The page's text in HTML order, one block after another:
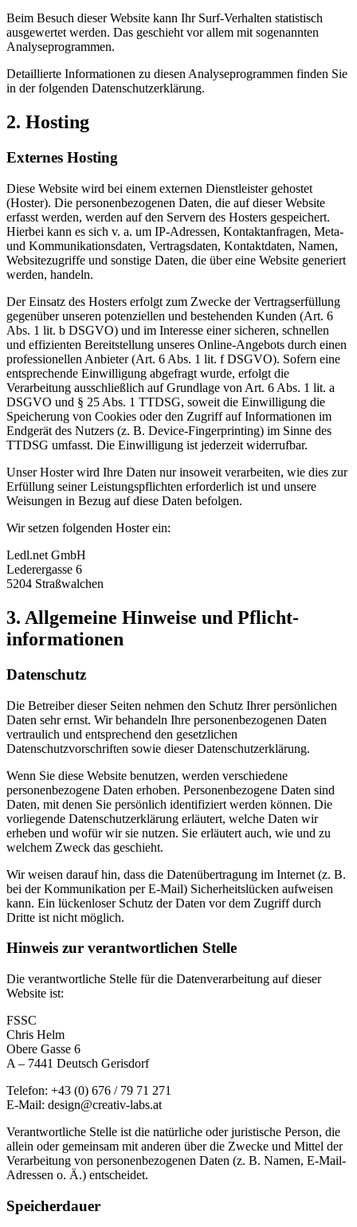
Beim Besuch dieser Website kann Ihr Surf-Verhalten statistisch
ausgewertet werden. Das geschieht vor allem mit sogenannten
Analyseprogrammen.
Detaillierte Informationen zu diesen Analyseprogrammen finden Sie
in der folgenden Datenschutzerklärung.
2. Hosting
Externes Hosting
Diese Website wird bei einem externen Dienstleister gehostet
(Hoster). Die personenbezogenen Daten, die auf dieser Website
erfasst werden, werden auf den Servern des Hosters gespeichert.
Hierbei kann es sich v. a. um IP-Adressen, Kontaktanfragen, Meta-
und Kommunikationsdaten, Vertragsdaten, Kontaktdaten, Namen,
Websitezugriffe und sonstige Daten, die über eine Website generiert
werden, handeln.
Der Einsatz des Hosters erfolgt zum Zwecke der Vertragserfüllung
gegenüber unseren potenziellen und bestehenden Kunden (Art. 6
Abs. 1 lit. b DSGVO) und im Interesse einer sicheren, schnellen
und effizienten Bereitstellung unseres Online-Angebots durch einen
professionellen Anbieter (Art. 6 Abs. 1 lit. f DSGVO). Sofern eine
entsprechende Einwilligung abgefragt wurde, erfolgt die
Verarbeitung ausschließlich auf Grundlage von Art. 6 Abs. 1 lit. a
DSGVO und § 25 Abs. 1 TTDSG, soweit die Einwilligung die
Speicherung von Cookies oder den Zugriff auf Informationen im
Endgerät des Nutzers (z. B. Device-Fingerprinting) im Sinne des
TTDSG umfasst. Die Einwilligung ist jederzeit widerrufbar.
Unser Hoster wird Ihre Daten nur insoweit verarbeiten, wie dies zur
Erfüllung seiner Leistungspflichten erforderlich ist und unsere
Weisungen in Bezug auf diese Daten befolgen.
Wir setzen folgenden Hoster ein:
Ledl.net GmbH
Lederergasse 6
5204 Straßwalchen
3. Allgemeine Hinweise und Pflicht­
informationen
Datenschutz
Die Betreiber dieser Seiten nehmen den Schutz Ihrer persönlichen
Daten sehr ernst. Wir behandeln Ihre personenbezogenen Daten
vertraulich und entsprechend den gesetzlichen
Datenschutzvorschriften sowie dieser Datenschutzerklärung.
Wenn Sie diese Website benutzen, werden verschiedene
personenbezogene Daten erhoben. Personenbezogene Daten sind
Daten, mit denen Sie persönlich identifiziert werden können. Die
vorliegende Datenschutzerklärung erläutert, welche Daten wir
erheben und wofür wir sie nutzen. Sie erläutert auch, wie und zu
welchem Zweck das geschieht.
Wir weisen darauf hin, dass die Datenübertragung im Internet (z. B.
bei der Kommunikation per E-Mail) Sicherheitslücken aufweisen
kann. Ein lückenloser Schutz der Daten vor dem Zugriff durch
Dritte ist nicht möglich.
Hinweis zur verantwortlichen Stelle
Die verantwortliche Stelle für die Datenverarbeitung auf dieser
Website ist:
FSSC
Chris Helm
Obere Gasse 6
A – 7441 Deutsch Gerisdorf
Telefon: +43 (0) 676 / 79 71 271
E-Mail: design@creativ-labs.at
Verantwortliche Stelle ist die natürliche oder juristische Person, die
allein oder gemeinsam mit anderen über die Zwecke und Mittel der
Verarbeitung von personenbezogenen Daten (z. B. Namen, E-Mail-
Adressen o. Ä.) entscheidet.
Speicherdauer